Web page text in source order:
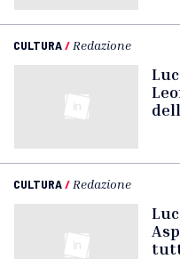
CULTURA/ Redazione
CULTURA/ Redazione